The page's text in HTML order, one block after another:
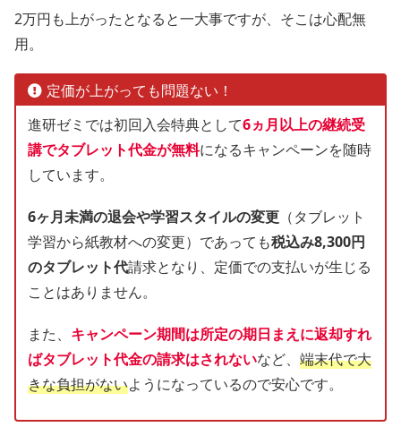
2万円も上がったとなると一大事ですが、そこは心配無
用。
定価が上がっても問題ない！
進研ゼミでは初回入会特典として6ヵ月以上の継続受
講でタブレット代金が無料になるキャンペーンを随時
しています。
6ヶ月未満の退会や学習スタイルの変更（タブレット
学習から紙教材への変更）であっても税込み8,300円
のタブレット代請求となり、定価での支払いが生じる
ことはありません。
また、 キャンペーン期間は所定の期日まえに返却すれ
ばタブレット代金の請求はされないなど、 端末代で大
きな負担がないようになっているので安心です。